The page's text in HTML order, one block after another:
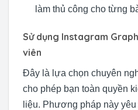
làm thủ công cho từng
Sử dụng Instagram
viên
Đây là lựa chọn chuyên
cho phép bạn toàn quyền
liệu. Phương pháp này